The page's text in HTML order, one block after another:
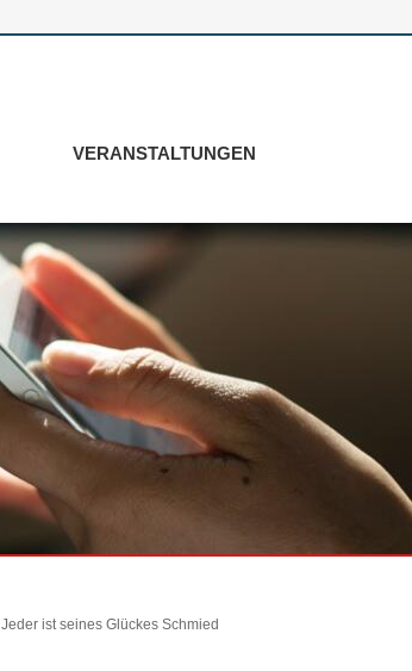
VERANSTALTUNGEN
Jeder ist seines Glückes Schmied